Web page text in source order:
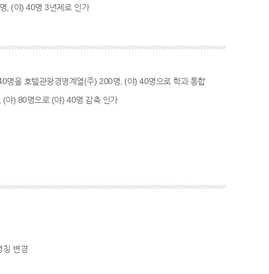
, (야) 40명 3년제로 인가
명을 호텔관광경영계열(주) 200명, (야) 40명으로 학과 통합
야) 80명으로 (야) 40명 감축 인가
칭 변경